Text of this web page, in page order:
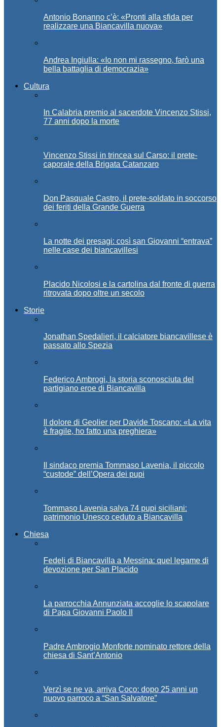
Antonio Bonanno c’è: «Pronti alla sfida per
realizzare una Biancavilla nuova»
Andrea Ingiulla: «Io non mi rassegno, farò una
bella battaglia di democrazia»
Cultura
In Calabria premio al sacerdote Vincenzo Stissi,
77 anni dopo la morte
Vincenzo Stissi in trincea sul Carso: il prete-
caporale della Brigata Catanzaro
Don Pasquale Castro, il prete-soldato in soccorso
dei feriti della Grande Guerra
La notte dei presagi: così san Giovanni “entrava”
nelle case dei biancavillesi
Placido Nicolosi e la cartolina dal fronte di guerra
ritrovata dopo oltre un secolo
Storie
Jonathan Spedalieri, il calciatore biancavillese è
passato allo Spezia
Federico Ambrogi, la storia sconosciuta del
partigiano eroe di Biancavilla
Il dolore di Geolier per Davide Toscano: «La vita
è fragile, ho fatto una preghiera»
Il sindaco premia Tommaso Lavenia, il piccolo
“custode” dell’Opera dei pupi
Tommaso Lavenia salva 74 pupi siciliani:
patrimonio Unesco ceduto a Biancavilla
Chiesa
Fedeli di Biancavilla a Messina: quel legame di
devozione per San Placido
La parrocchia Annunziata accoglie lo scapolare
di Papa Giovanni Paolo II
Padre Ambrogio Monforte nominato rettore della
chiesa di Sant’Antonio
Verzì se ne va, arriva Coco: dopo 25 anni un
nuovo parroco a “San Salvatore”